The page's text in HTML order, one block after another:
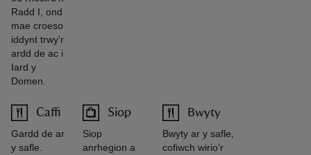
Radd I, ond
mae croeso
iddynt trwy’r
ardd de ac i
Iard y
Domen.
Caffi
Gardd de ar
y safle.
Siop
Siop
anrhegion a
Bwyty
Bwyty ar y safle,
cofiwch wirio’r